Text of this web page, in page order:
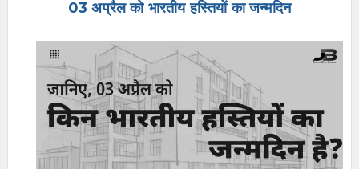
03 अप्रैल को भारतीय हस्तियों का जन्मदिन